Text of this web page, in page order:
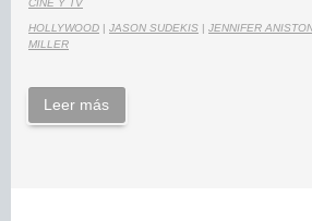
CINE Y TV
HOLLYWOOD | JASON SUDEKIS | JENNIFER
MILLER
Leer más